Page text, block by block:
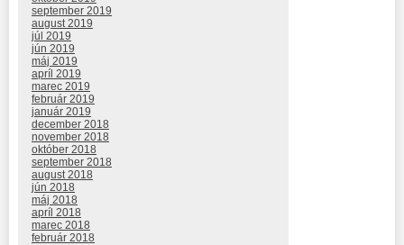
september 2019
august 2019
júl 2019
jún 2019
máj 2019
apríl 2019
marec 2019
február 2019
január 2019
december 2018
november 2018
október 2018
september 2018
august 2018
jún 2018
máj 2018
apríl 2018
marec 2018
február 2018